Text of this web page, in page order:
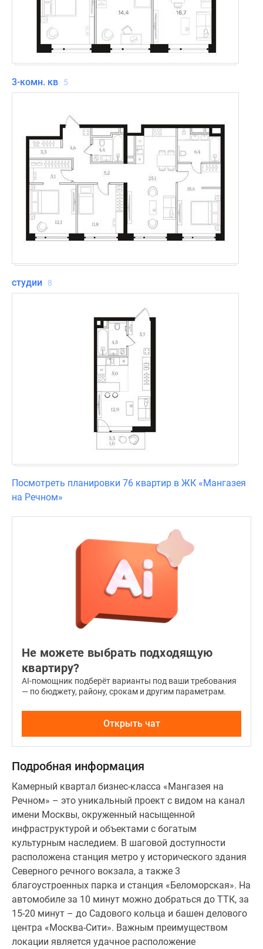
3-комн. кв 5
студии 8
Посмотреть планировки 76 квартир в ЖК «Мангазея
на Речном»
Не можете выбрать подходящую
квартиру?
AI-помощник подберёт варианты под ваши требования
— по бюджету, району, срокам и другим параметрам.
Открыть чат
Подробная информация
Камерный квартал бизнес-класса «Мангазея на
Речном» – это уникальный проект с видом на канал
имени Москвы, окруженный насыщенной
инфраструктурой и объектами с богатым
культурным наследием. В шаговой доступности
расположена станция метро у исторического здания
Северного речного вокзала, а также 3
благоустроенных парка и станция «Беломорская». На
автомобиле за 10 минут можно добраться до ТТК, за
15-20 минут – до Садового кольца и башен делового
центра «Москва-Сити». Важным преимуществом
локации является удачное расположение